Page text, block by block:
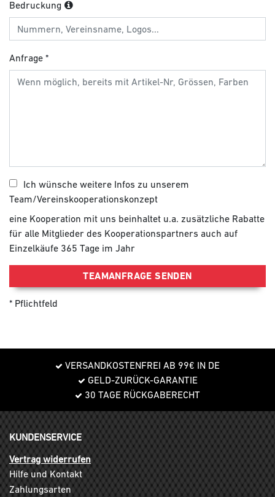
Bedruckung
Anfrage
Ich wünsche weitere Infos zu unserem
Team/Vereinskooperationskonzept
eine Kooperation mit uns beinhaltet u.a. zusätzliche Rabatte
für alle Mitglieder des Kooperationspartners auch auf
Einzelkäufe 365 Tage im Jahr
TEAMANFRAGE SENDEN
Pflichtfeld
VERSANDKOSTENFREI AB 99€ IN DE
GELD-ZURÜCK-GARANTIE
30 TAGE RÜCKGABERECHT
KUNDENSERVICE
Vertrag widerrufen
Hilfe und Kontakt
Zahlungsarten